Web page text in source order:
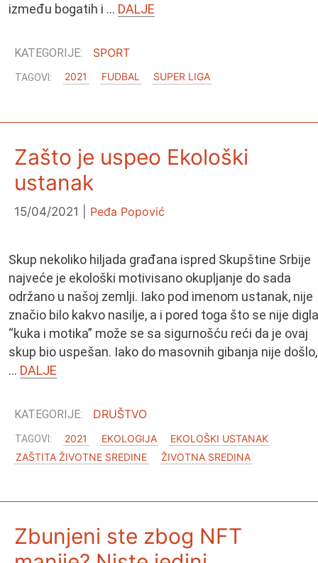
između bogatih i … DALJE
SPORT
2021 FUDBAL SUPER LIGA
Zašto je uspeo Ekološki
ustanak
15/04/2021 Peđa Popović
Skup nekoliko hiljada građana ispred Skupštine Srbije
najveće je ekološki motivisano okupljanje do sada
održano u našoj zemlji. Iako pod imenom ustanak, nije
značio bilo kakvo nasilje, a i pored toga što se nije
“kuka i motika” može se sa sigurnošću reći da je ovaj
skup bio uspešan. Iako do masovnih gibanja nije došlo,
… DALJE
DRUŠTVO
2021 EKOLOGIJA
EKOLOŠKI USTANAK
ZAŠTITA ŽIVOTNE SREDINE
ŽIVOTNA SREDINA
Zbunjeni ste zbog NFT